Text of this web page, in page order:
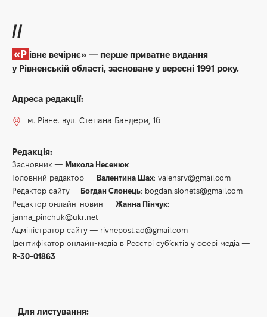
//
«Рівне вечірнє» — перше приватне видання
у Рівненській області, засноване у вересні 1991 року.
Адреса редакції:
м. Рівне. вул. Степана Бандери, 1б
Редакція:
Засновник — Микола Несенюк
Головний редактор — Валентина Шах: valensrv@gmail.com
Редактор сайту— Богдан Слонець: bogdan.slonets@gmail.com
Редактор онлайн-новин — Жанна Пінчук:
janna_pinchuk@ukr.net
Адміністратор сайту — rivnepost.ad@gmail.com
Ідентифікатор онлайн-медіа в Реєстрі суб’єктів у сфері медіа —
R-30-01863
Для листування: